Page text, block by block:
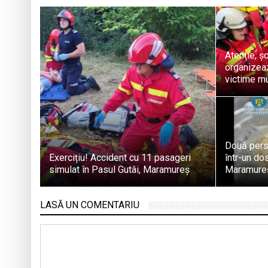
Exercițiu! Accident cu 11 pasageri
simulat în Pasul Gutâi, Maramureș
Atenție,
victime
Două
într-un
LASĂ UN COMENTARIU